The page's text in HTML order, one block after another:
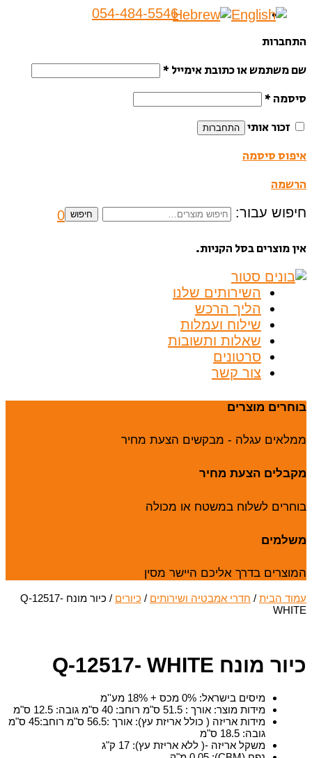
054-484-5546
התחברות
שם משתמש או כתובת אימייל *
סיסמה *
זכור אותי
התחברות
איפוס סיסמה
הרשמה
חיפוש עבור: חיפוש 0
אין מוצרים בסל הקניות.
השירותים שלנו
הליך הרכש
שילוח ועמלות
שאלות ותשובות
סרטונים
צור קשר
בוחרים מוצרים
ממלאים עגלה - מבקשים הצעת מחיר
מקבלים הצעת מחיר
בוחרים לשלוח במשטח או מכולה
משלמים
המוצרים בדרך אליכם היישר מסין
עמוד הבית / חדרי אמבטיה ושירותים / כיורים
/ כיור מונח Q-12517-
WHITE
כיור מונח Q-12517- WHITE
מיסים בישראל: 0% מכס + 18% מע''מ
מידות מוצר: אורך : 51.5 ס"מ רוחב: 40 ס"מ גובה: 12.5 ס"מ
מידות אריזה ( כולל אריזת עץ):
אורך :56.5 ס"מ רוחב:45 ס"מ
גובה: 18.5 ס"מ
משקל אריזה -( ללא אריזת עץ): 17 ק"ג